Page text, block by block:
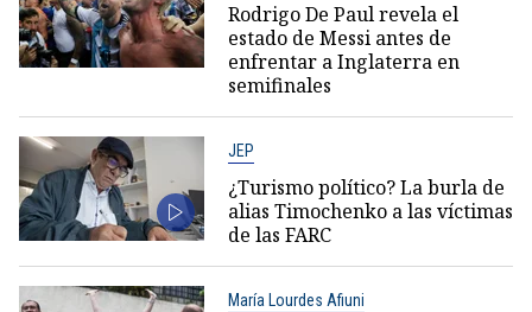
Rodrigo De Paul revela el
estado de Messi antes de
enfrentar a Inglaterra en
semifinales
JEP
¿Turismo político? La burla de
alias Timochenko a las víctimas
de las FARC
María Lourdes Afiuni